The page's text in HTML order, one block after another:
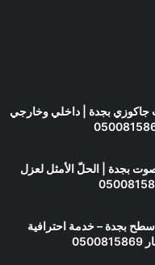
بجدة | داخلي وخارجي
بجدة | الحلّ الأمثل لعزل
بجدة – خدمة احترافية